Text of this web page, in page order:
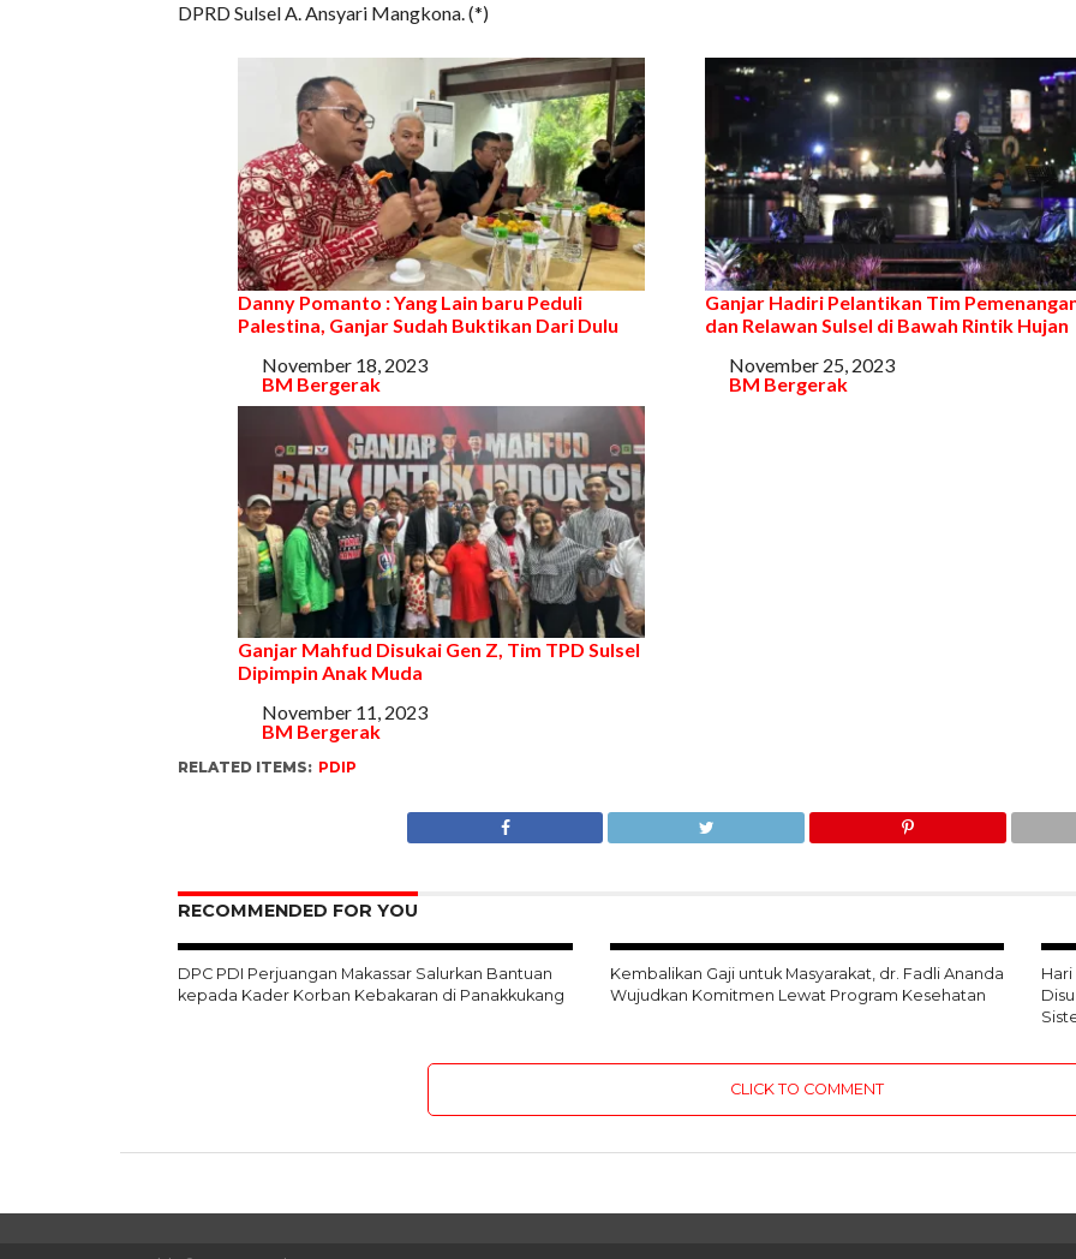
DPRD Sulsel A. Ansyari Mangkona. (*)
Danny Pomanto : Yang Lain baru Peduli
Palestina, Ganjar Sudah Buktikan Dari Dulu
Tanggal
November 18, 2023
Sehubungan dengan
BM Bergerak
Ganjar Hadiri Pelantikan Tim
dan Relawan Sulsel di Bawah Rintik Hujan
Tanggal
November 25, 2023
Sehubungan dengan
BM Bergerak
Ganjar Mahfud Disukai Gen Z, Tim TPD Sulsel
Dipimpin Anak Muda
Tanggal
November 11, 2023
Sehubungan dengan
BM Bergerak
RELATED ITEMS: PDIP
RECOMMENDED FOR YOU
DPC PDI Perjuangan Makassar Salurkan Bantuan
kepada Kader Korban Kebakaran di Panakkukang
Kembalikan Gaji untuk Masyarakat, dr. Fadli Ananda
Wujudkan Komitmen Lewat Program Kesehatan
CLICK TO COMMENT